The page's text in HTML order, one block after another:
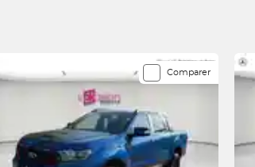
Comparer